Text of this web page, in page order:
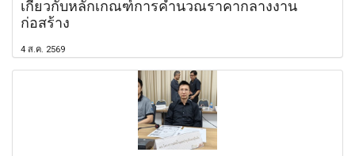
เกี่ยวกับหลักเกณฑ์การคำนวณราคากลางงาน
ก่อสร้าง
4 ส.ค. 2569